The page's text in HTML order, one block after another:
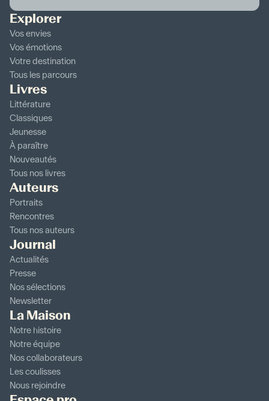
Explorer
Vos envies
Vos émotions
Votre destination
Tous les parcours
Livres
Littérature
Classiques
Jeunesse
À paraître
Nouveautés
Tous nos livres
Auteurs
Portraits
Rencontres
Tous nos auteurs
Journal
Actualités
Presse
Nos sélections
Newsletter
La Maison
Notre histoire
Notre équipe
Nos collaborateurs
Les coulisses
Nous rejoindre